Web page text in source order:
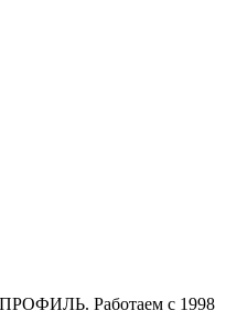
Работаем с 1998